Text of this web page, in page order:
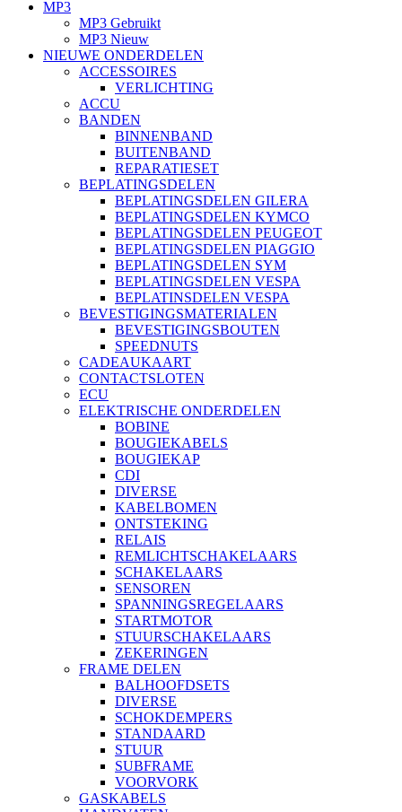
MP3
MP3 Gebruikt
MP3 Nieuw
NIEUWE ONDERDELEN
ACCESSOIRES
VERLICHTING
ACCU
BANDEN
BINNENBAND
BUITENBAND
REPARATIESET
BEPLATINGSDELEN
BEPLATINGSDELEN GILERA
BEPLATINGSDELEN KYMCO
BEPLATINGSDELEN PEUGEOT
BEPLATINGSDELEN PIAGGIO
BEPLATINGSDELEN SYM
BEPLATINGSDELEN VESPA
BEPLATINSDELEN VESPA
BEVESTIGINGSMATERIALEN
BEVESTIGINGSBOUTEN
SPEEDNUTS
CADEAUKAART
CONTACTSLOTEN
ECU
ELEKTRISCHE ONDERDELEN
BOBINE
BOUGIEKABELS
BOUGIEKAP
CDI
DIVERSE
KABELBOMEN
ONTSTEKING
RELAIS
REMLICHTSCHAKELAARS
SCHAKELAARS
SENSOREN
SPANNINGSREGELAARS
STARTMOTOR
STUURSCHAKELAARS
ZEKERINGEN
FRAME DELEN
BALHOOFDSETS
DIVERSE
SCHOKDEMPERS
STANDAARD
STUUR
SUBFRAME
VOORVORK
GASKABELS